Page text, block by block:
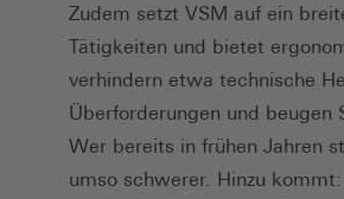
Zudem setzt VSM auf ein
Tätigkeiten und bietet
verhindern etwa technische
Überforderungen und beugen
Wer bereits in frühen Jahren
umso schwerer. Hinzu